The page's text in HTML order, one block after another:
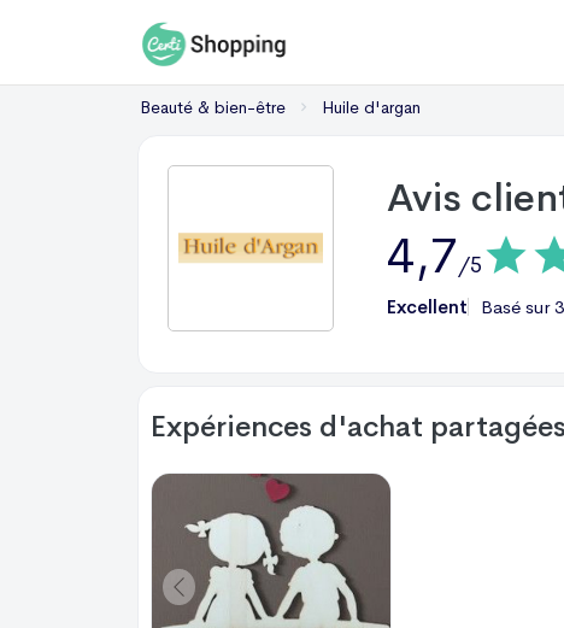
Beauté & bien-être Huile d'argan
Avis
4,7/5
Excellent Basé sur
Expériences d'achat